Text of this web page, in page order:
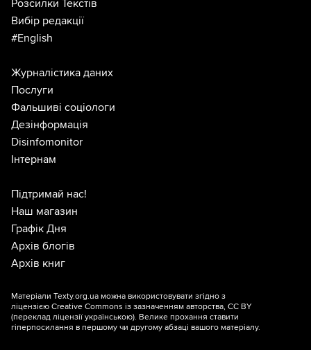
Розсилки Текстів
Вибір редакції
#English
Журналістика даних
Послуги
Фальшиві соціологи
Дезінформація
Disinfomonitor
Інтернам
Підтримай нас!
Наш магазин
Графік Дня
Архів блогів
Архів книг
Матеріали Texty.org.ua можна використовувати згідно з
ліцензією Creative Commons із зазначенням авторства, CC BY
(переклад ліцензії українською). Велике прохання ставити
гіперпосилання в першому чи другому абзаці вашого матеріалу.